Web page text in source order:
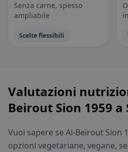
Senza carne, spesso
ampliabile
Scelte flessibili
Valutazioni
Beirout Sion 1959 a
Vuoi sapere se Al-Beirout Sion
opzioni vegetariane, vegane,